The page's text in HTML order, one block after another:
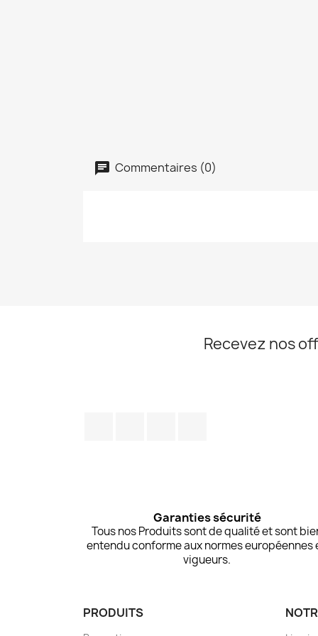
Commentaires (0)
Recevez nos
Garanties sécurité
Tous nos Produits sont de qualité et sont
entendu conforme aux normes européennes
vigueurs.
PRODUITS